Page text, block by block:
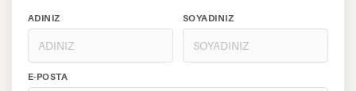
ADINIZ SOYADINIZ
E-POSTA